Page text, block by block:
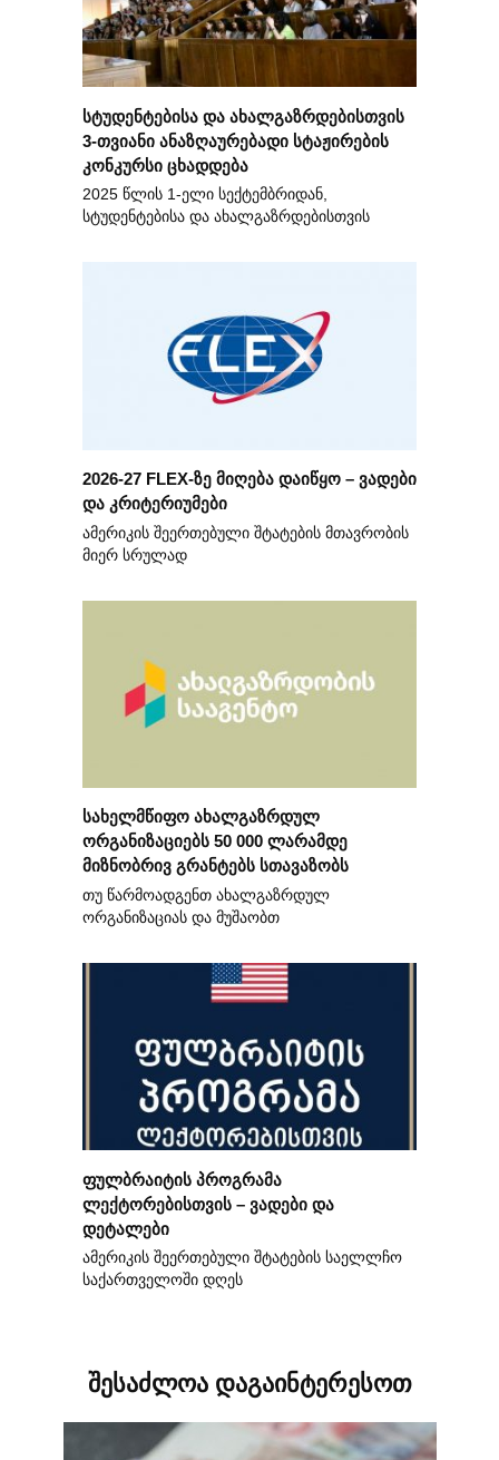
სტუდენტებისა და ახალგაზრდებისთვის
3-თვიანი ანაზღაურებადი სტაჟირების
კონკურსი ცხადდება
2025 წლის 1-ელი სექტემბრიდან,
სტუდენტებისა და ახალგაზრდებისთვის
2026-27 FLEX-ზე მიღება დაიწყო – ვადები
და კრიტერიუმები
ამერიკის შეერთებული შტატების მთავრობის
მიერ სრულად
სახელმწიფო ახალგაზრდულ
ორგანიზაციებს 50 000 ლარამდე
მიზნობრივ გრანტებს სთავაზობს
თუ წარმოადგენთ ახალგაზრდულ
ორგანიზაციას და მუშაობთ
ფულბრაიტის პროგრამა
ლექტორებისთვის – ვადები და
დეტალები
ამერიკის შეერთებული შტატების საელლჩო
საქართველოში დღეს
შესაძლოა დაგაინტერესოთ